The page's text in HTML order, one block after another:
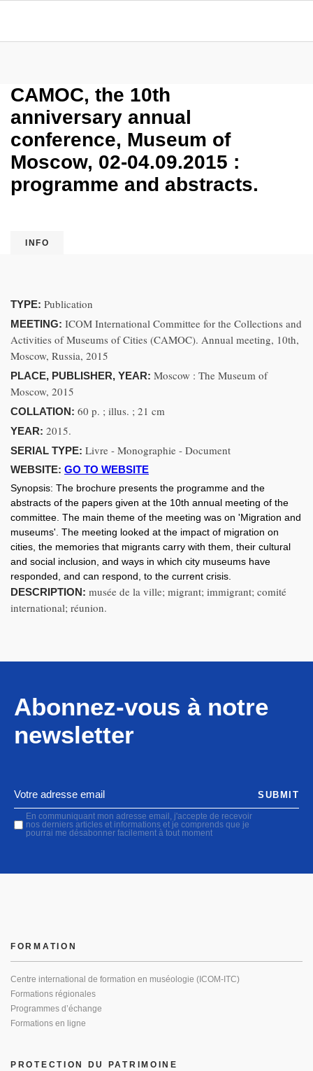
CAMOC, the 10th
anniversary annual
conference, Museum of
Moscow, 02-04.09.2015 :
programme and abstracts.
INFO
TYPE: Publication
MEETING: ICOM International Committee for the Collections and
Activities of Museums of Cities (CAMOC). Annual meeting, 10th,
Moscow, Russia, 2015
PLACE, PUBLISHER, YEAR: Moscow : The Museum of
Moscow, 2015
COLLATION: 60 p. ; illus. ; 21 cm
YEAR: 2015.
SERIAL TYPE: Livre - Monographie - Document
WEBSITE: GO TO WEBSITE
Synopsis: The brochure presents the programme and the
abstracts of the papers given at the 10th annual meeting of the
committee. The main theme of the meeting was on 'Migration and
museums'. The meeting looked at the impact of migration on
cities, the memories that migrants carry with them, their cultural
and social inclusion, and ways in which city museums have
responded, and can respond, to the current crisis.
DESCRIPTION: musée de la ville; migrant; immigrant; comité
international; réunion.
Abonnez-vous à notre
newsletter
En communiquant mon adresse email, j'accepte de recevoir
nos derniers articles et informations et je comprends que je
pourrai me désabonner facilement à tout moment
SUBMIT
PROTECTION DU PATRIMOINE
FORMATION
Centre international de formation en muséologie (ICOM-ITC)
Formations régionales
Programmes d’échange
Formations en ligne